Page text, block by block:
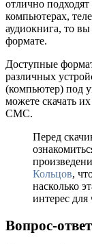
отлично
компьютерах,
аудиокнига, то
формате.
Доступные
различных
(компьютер) под
можете скачать
СМС.
Перед
Кольцов,
насколько
интерес для
Вопрос-ответ